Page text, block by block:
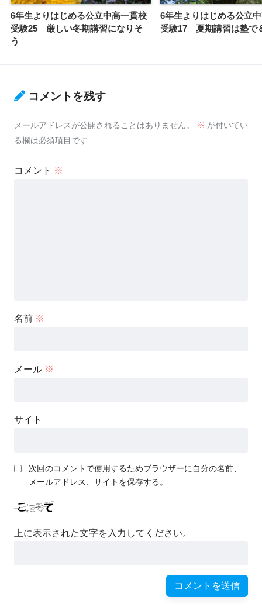
6年生よりはじめる公立中高一貫校
受験25 厳しい冬期講習になりそ
う
6年生よりはじめる公立
受験17 夏期講習は塾で
コメントを残す
メールアドレスが公開されることはありません。 ※ が付いてい
る欄は必須項目です
コメント ※
名前 ※
メール ※
サイト
次回のコメントで使用するためブラウザーに自分の名前、
メールアドレス、サイトを保存する。
上に表示された文字を入力してください。